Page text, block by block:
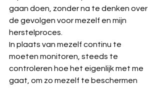
gaan doen, zonder na te denken over
de gevolgen voor mezelf en mijn
herstelproces.
In plaats van mezelf continu te
moeten monitoren, steeds te
controleren hoe het eigenlijk met me
gaat, om zo mezelf te beschermen